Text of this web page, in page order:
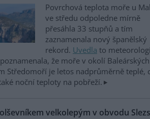
Povrchová teplota moře u
ve středu odpoledne mírně
přesáhla 33 stupňů a tím
zaznamenala nový španělský
rekord. Uvedla to
že moře v okolí Baleárských
Středomoří je letos nadprůměrně teplé,
noční teploty na pobřeží.
velkolepým v obvodu